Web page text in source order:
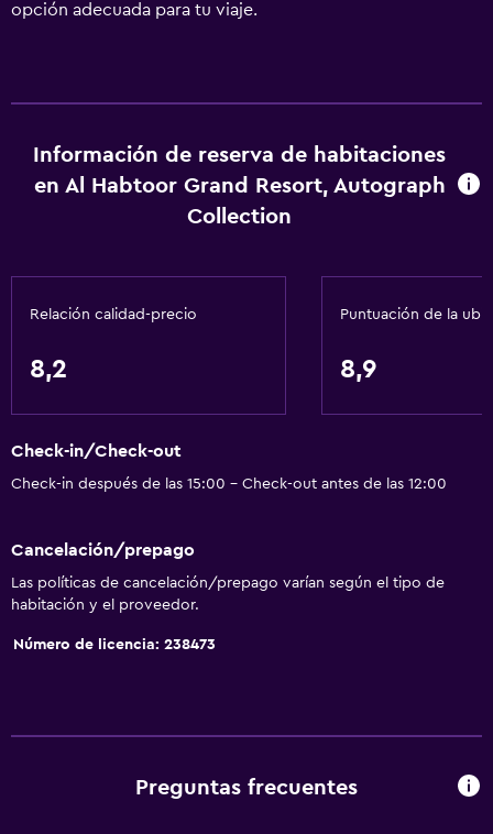
opción adecuada para tu viaje.
Información de reserva de habitaciones
en Al Habtoor Grand Resort, Autograph
Collection
Relación calidad-precio
8,2
Puntuación de la
8,9
Check-in/Check-out
Check-in después de las 15:00 - Check-out antes de las 12:00
Cancelación/prepago
Las políticas de cancelación/prepago varían según el tipo de
habitación y el proveedor.
Número de licencia: 238473
Preguntas frecuentes